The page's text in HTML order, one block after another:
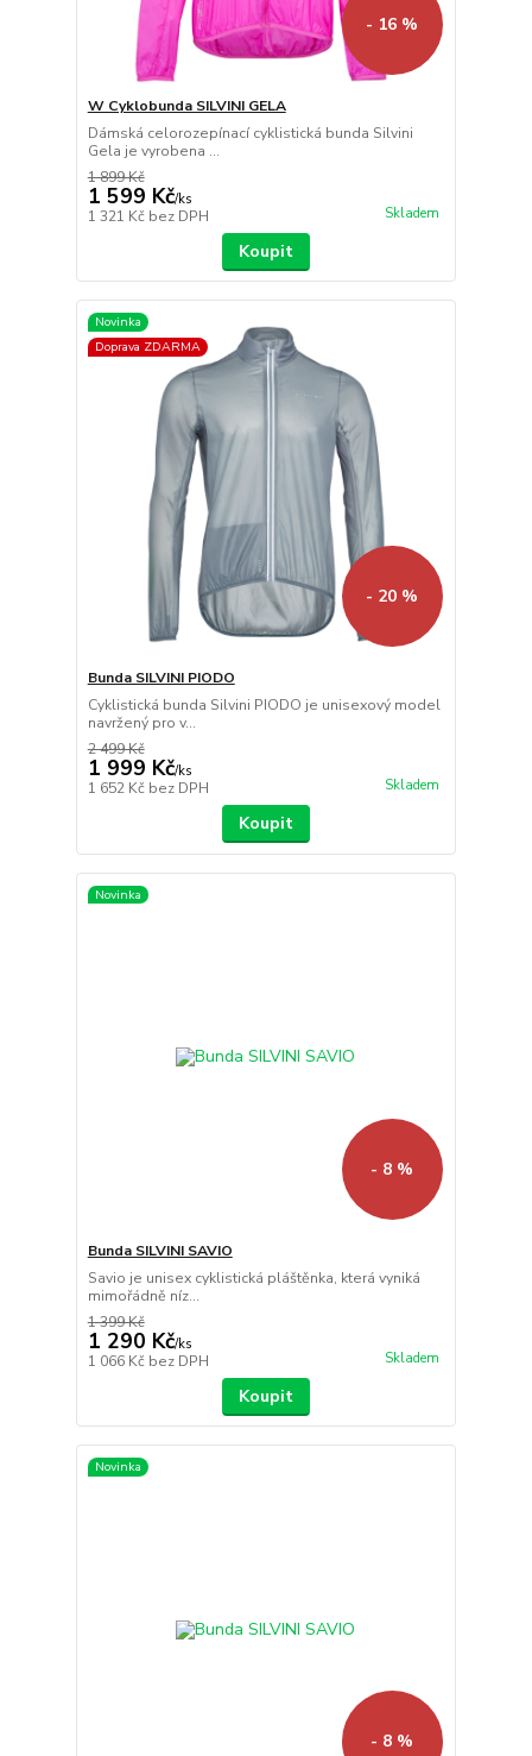
- 16 %
W Cyklobunda SILVINI GELA
Dámská celorozepínací cyklistická bunda Silvini
Gela je vyrobena ...
1 899 Kč
1 599 Kč/ks
1 321 Kč bez DPH Skladem
Koupit
Novinka
Doprava ZDARMA
- 20 %
Bunda SILVINI PIODO
Cyklistická bunda Silvini PIODO je unisexový model
navržený pro v...
2 499 Kč
1 999 Kč/ks
1 652 Kč bez DPH Skladem
Koupit
Novinka
- 8 %
Bunda SILVINI SAVIO
Savio je unisex cyklistická pláštěnka, která vyniká
mimořádně níz...
1 399 Kč
1 290 Kč/ks
1 066 Kč bez DPH Skladem
Koupit
Novinka
- 8 %